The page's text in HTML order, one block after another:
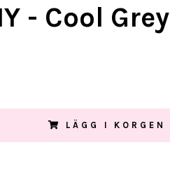
- Cool Grey
LÄGG I KORGEN